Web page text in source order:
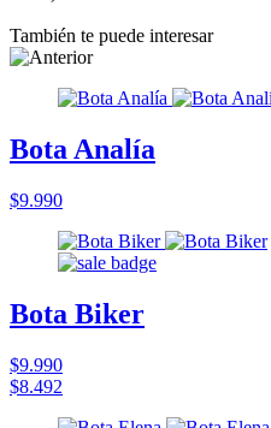
También te puede interesar
Bota Analía
$9.990
Bota Biker
$9.990
$8.492